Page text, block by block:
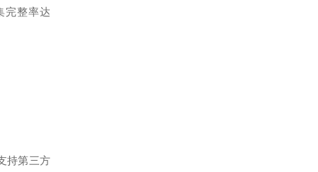
完整率达
持第三方